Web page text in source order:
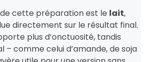
cette préparation est le lait,
directement sur le résultat final.
plus d’onctuosité, tandis
– comme celui d’amande, de soja